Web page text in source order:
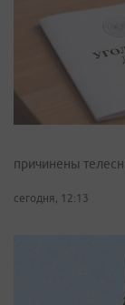
причинены
сегодня, 12:13